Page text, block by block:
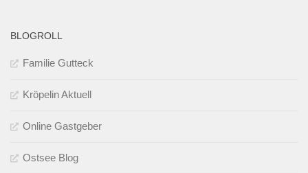
BLOGROLL
Familie Gutteck
Kröpelin Aktuell
Online Gastgeber
Ostsee Blog